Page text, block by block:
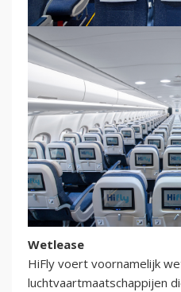
Wetlease
HiFly voert voornamelijk
luchtvaartmaatschappijen